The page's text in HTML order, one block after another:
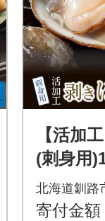
【活加
(刺身用
×1袋 ほ
ホッキ
北海道釧路
寄付金額